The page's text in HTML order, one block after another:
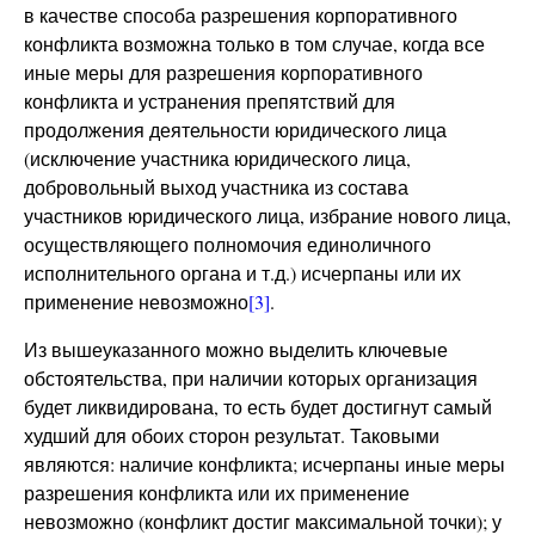
в качестве способа разрешения корпоративного
конфликта возможна только в том случае, когда все
иные меры для разрешения корпоративного
конфликта и устранения препятствий для
продолжения деятельности юридического лица
(исключение участника юридического лица,
добровольный выход участника из состава
участников юридического лица, избрание нового лица,
осуществляющего полномочия единоличного
исполнительного органа и т.д.) исчерпаны или их
применение невозможно[3].
Из вышеуказанного можно выделить ключевые
обстоятельства, при наличии которых организация
будет ликвидирована, то есть будет достигнут самый
худший для обоих сторон результат. Таковыми
являются: наличие конфликта; исчерпаны иные меры
разрешения конфликта или их применение
невозможно (конфликт достиг максимальной точки); у